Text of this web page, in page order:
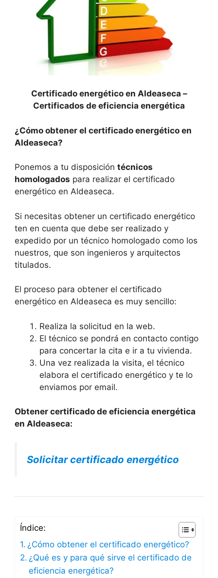
Certificado energético en Aldeaseca –
Certificados de eficiencia energética
¿Cómo obtener el certificado energético en
Aldeaseca?
Ponemos a tu disposición técnicos
homologados para realizar el certificado
energético en Aldeaseca.
Si necesitas obtener un certificado energético
ten en cuenta que debe ser realizado y
expedido por un técnico homologado como los
nuestros, que son ingenieros y arquitectos
titulados.
El proceso para obtener el certificado
energético en Aldeaseca es muy sencillo:
Realiza la solicitud en la web.
El técnico se pondrá en contacto contigo
para concertar la cita e ir a tu vivienda.
Una vez realizada la visita, el técnico
elabora el certificado energético y te lo
enviamos por email.
Obtener certificado de eficiencia energética
en Aldeaseca:
Solicitar certificado energético
Índice:
¿Cómo obtener el certificado energético?
¿Qué es y para qué sirve el certificado de
eficiencia energética?